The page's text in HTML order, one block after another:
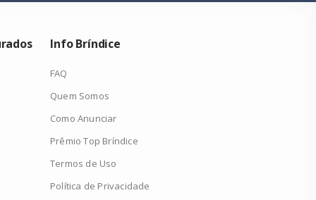
Info Bríndice
FAQ
Quem Somos
Como Anunciar
Prêmio Top Bríndice
Termos de Uso
Política de Privacidade